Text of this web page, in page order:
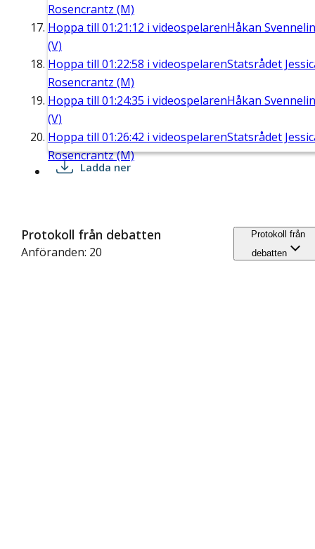
Rosencrantz (M)
Hoppa till 01:21:12 i videospelarenHåkan
(V)
Hoppa till 01:22:58 i videospelarenStatsrådet
Rosencrantz (M)
Hoppa till 01:24:35 i videospelarenHåkan
(V)
Hoppa till 01:26:42 i videospelarenStatsrådet
Rosencrantz (M)
Ladda ner
Protokoll från debatten
Anföranden: 20
Protokoll från
debatten